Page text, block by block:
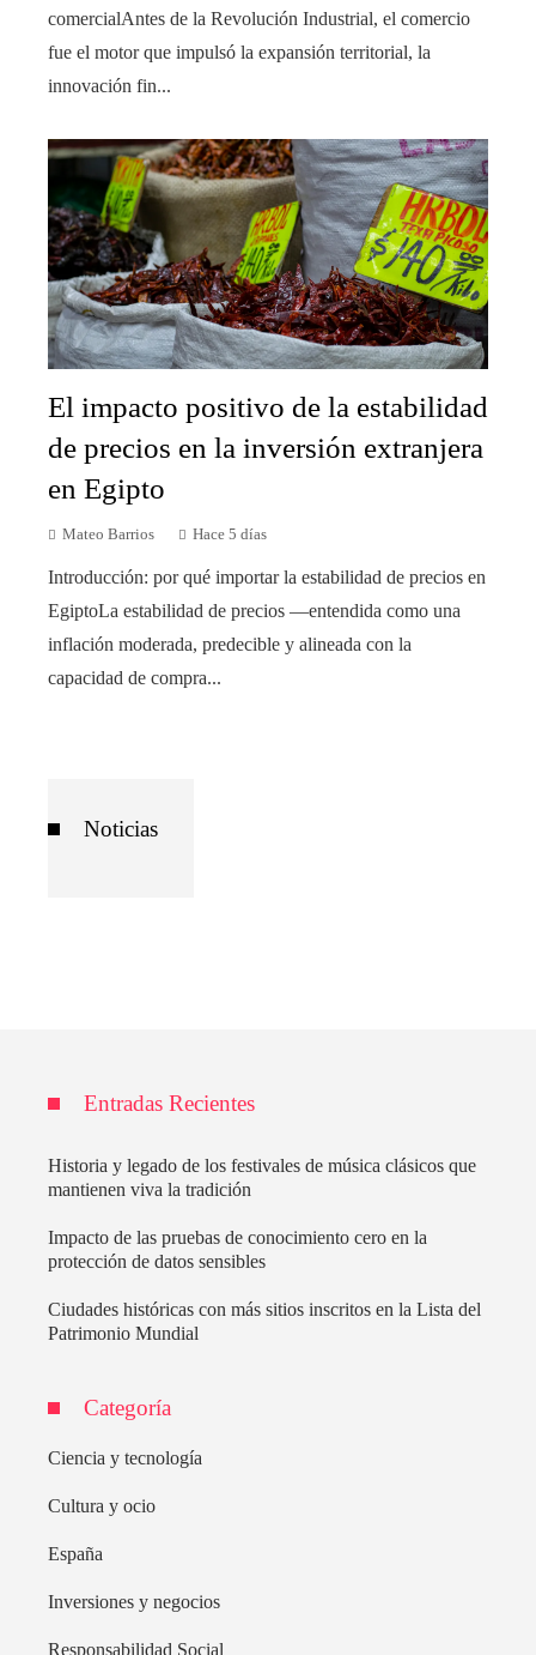
comercialAntes de la Revolución Industrial, el comercio
fue el motor que impulsó la expansión territorial, la
innovación fin...
El impacto positivo de la estabilidad
de precios en la inversión extranjera
en Egipto
Mateo Barrios Hace 5 días
Introducción: por qué importar la estabilidad de precios en
EgiptoLa estabilidad de precios —entendida como una
inflación moderada, predecible y alineada con la
capacidad de compra...
Noticias
Entradas Recientes
Historia y legado de los festivales de música clásicos que
mantienen viva la tradición
Impacto de las pruebas de conocimiento cero en la
protección de datos sensibles
Ciudades históricas con más sitios inscritos en la Lista del
Patrimonio Mundial
Categoría
Ciencia y tecnología
Cultura y ocio
España
Inversiones y negocios
Responsabilidad Social